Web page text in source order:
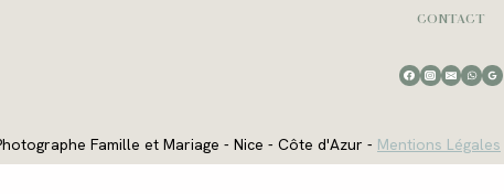
CONTACT
Famille et Mariage - Nice - Côte d'Azur - Mentions Légales